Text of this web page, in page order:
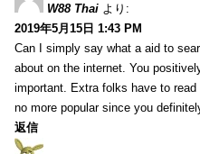
W88 Thai より:
2019年5月15日 1:43 PM
Can I simply say what a aid to
about on the internet. You
important. Extra folks have to
no more popular since you
返信